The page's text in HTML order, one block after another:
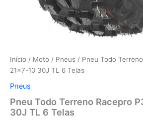
Início / Moto / Pneus / Pneu Todo
21×7-10 30J TL 6 Telas
Pneus
Pneu Todo Terreno Racepro
30J TL 6 Telas